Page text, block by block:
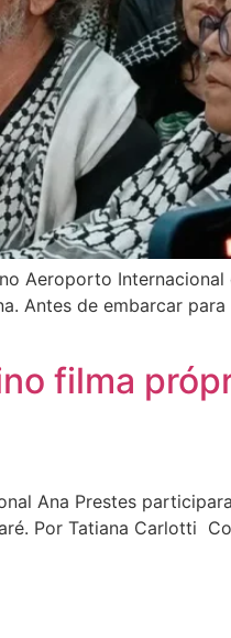
Aeroporto
Antes de embarcar
filma
Ana Prestes
Por Tatiana Carlotti